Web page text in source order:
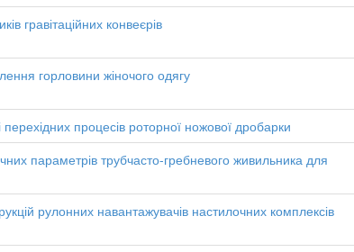
гравітаційних конвеєрів
горловини жіночого одягу
процесів роторної ножової дробарки
параметрів трубчасто-гребневого живильника для
рулонних навантажувачів настилочних комплексів